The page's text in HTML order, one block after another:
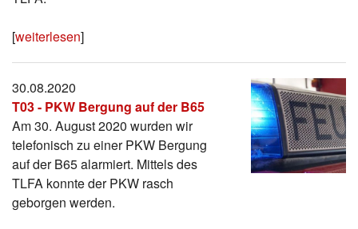
[weiterlesen]
30.08.2020
T03 - PKW Bergung auf der B65
Am 30. August 2020 wurden wir
telefonisch zu einer PKW Bergung
auf der B65 alarmiert. Mittels des
TLFA konnte der PKW rasch
geborgen werden.